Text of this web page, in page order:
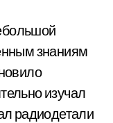
знаниям
изучал
радиодетали